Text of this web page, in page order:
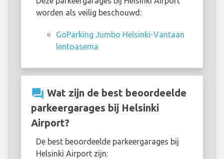
worden als veilig beschouwd:
GoParking Jumbo Helsinki-Vantaan
lentoasema
question_answer Wat zijn de best beoordeelde
parkeergarages bij Helsinki
Airport?
De best beoordeelde parkeergarages bij
Helsinki Airport zijn: